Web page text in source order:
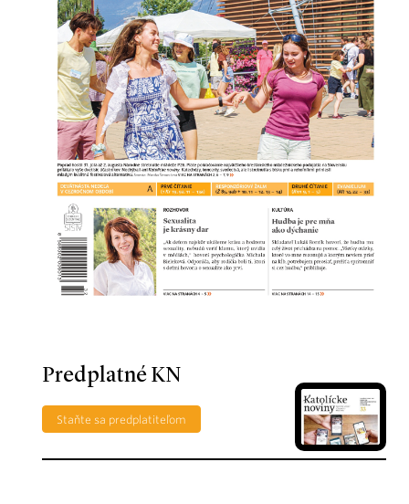
Predplatné KN
Staňte sa predplatiteľom